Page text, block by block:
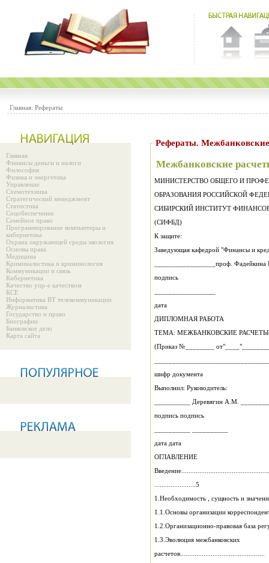
Главная: Рефераты
Главная
Финансы деньги и налоги
Философия
Физика и энергетика
Управление
Схемотехника
Стратегический менеджмент
Статистика
Соцобеспечение
Семейное право
Программирование компьютеры и
кибернетика
Охрана окружающей среды экология
Основы права
Медицина
Криминалистика и криминология
Коммуникации и связь
Кибернетика
Качество упр-е качеством
КСЕ
Информатика ВТ телекоммуникации
Журналистика
Государство и право
Биографии
Банковское дело
Карта сайта
Рефераты.
Межбанковские
МИНИСТЕРСТВО ОБЩЕГО И
ОБРАЗОВАНИЯ РОССИЙСКОЙ
СИБИРСКИЙ ИНСТИТУТ
(СИФБД)
К защите:
Заведующая кафедрой "Финансы и
_________________проф.
подпись
дата
ДИПЛОМНАЯ РАБОТА
ТЕМА: МЕЖБАНКОВСКИЕ
(Приказ №________
шифр документа
Выполнил: Руководитель:
подпись подпись
дата дата
ОГЛАВЛЕНИЕ
.......................5
1.Необходимость , сущность и
1.1.Основы организации
1.2.Организационно-правовая база
1.3.Эволюция межбанковских
расчетов...............................................